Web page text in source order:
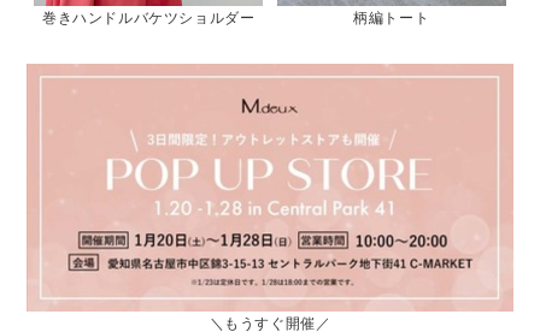
巻きハンドルバケツショルダー 柄編トート
＼もうすぐ開催／